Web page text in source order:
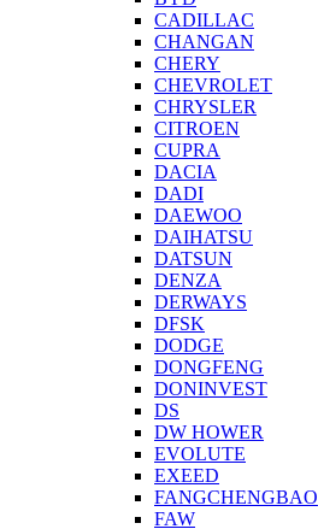
CADILLAC
CHANGAN
CHERY
CHEVROLET
CHRYSLER
CITROEN
CUPRA
DACIA
DADI
DAEWOO
DAIHATSU
DATSUN
DENZA
DERWAYS
DFSK
DODGE
DONGFENG
DONINVEST
DS
DW HOWER
EVOLUTE
EXEED
FANGCHENGBAO
FAW